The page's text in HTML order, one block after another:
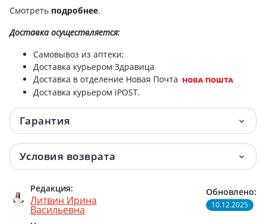
Смотреть подробнее.
Доставкаосуществляется:
Самовывоз из аптеки;
Доставка курьером Здравица
Доставка в отделение Новая Почта
Доставка курьером iPOST.
Гарантия
Условия возврата
Редакция:
Литвин Ирина
Васильевна
Обновлено:
10.12.2025